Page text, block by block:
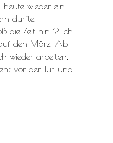
wieder ein
durfte.
die Zeit hin ? Ich
den März. Ab
wieder arbeiten,
vor der Tür und